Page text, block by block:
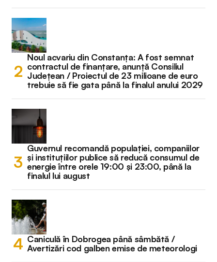
Noul acvariu din Constanța: A fost semnat
contractul de finanțare, anunță Consiliul
Județean / Proiectul de 23 milioane de euro
trebuie să fie gata până la finalul anului 2029
Guvernul recomandă populației, companiilor
și instituțiilor publice să reducă consumul de
energie între orele 19:00 și 23:00, până la
finalul lui august
Caniculă în Dobrogea până sâmbătă /
Avertizări cod galben emise de meteorologi